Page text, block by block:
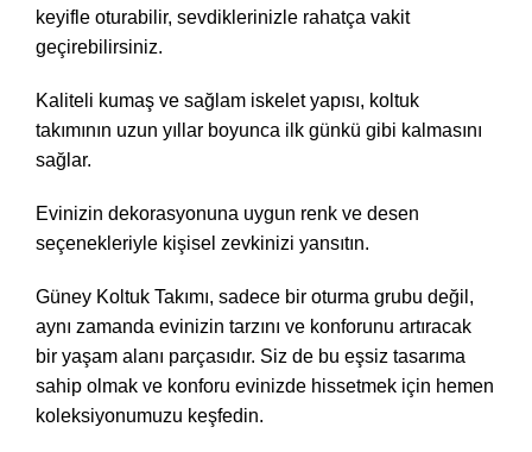
keyifle oturabilir, sevdiklerinizle rahatça vakit
geçirebilirsiniz.
Kaliteli kumaş ve sağlam iskelet yapısı, koltuk
takımının uzun yıllar boyunca ilk günkü gibi kalmasını
sağlar.
Evinizin dekorasyonuna uygun renk ve desen
seçenekleriyle kişisel zevkinizi yansıtın.
Güney Koltuk Takımı, sadece bir oturma grubu değil,
aynı zamanda evinizin tarzını ve konforunu artıracak
bir yaşam alanı parçasıdır. Siz de bu eşsiz tasarıma
sahip olmak ve konforu evinizde hissetmek için hemen
koleksiyonumuzu keşfedin.